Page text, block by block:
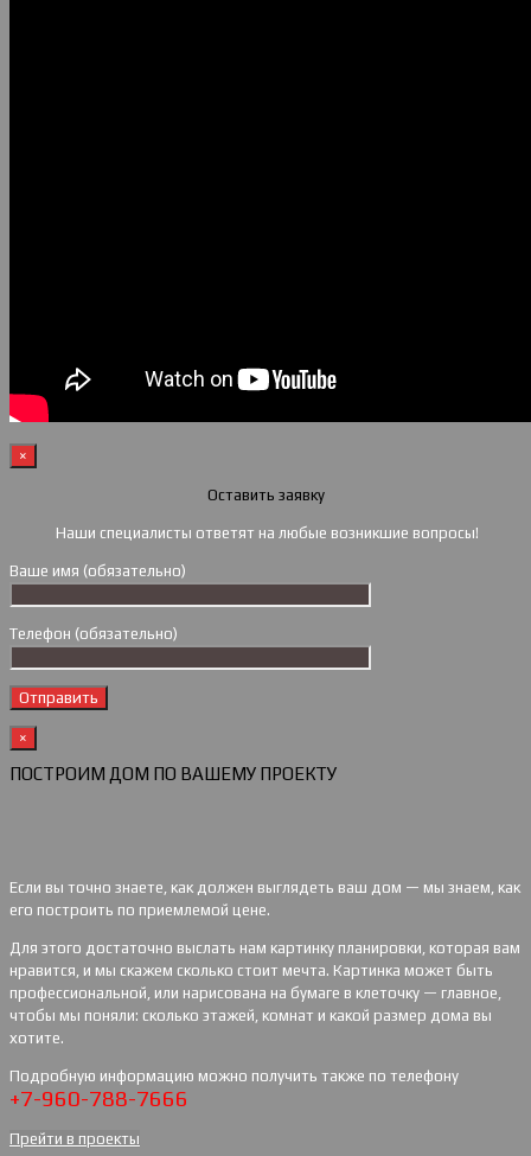
×
Оставить заявку
Наши специалисты ответят на любые возникшие вопросы!
Ваше имя (обязательно)
Телефон (обязательно)
×
ПОСТРОИМ ДОМ ПО ВАШЕМУ ПРОЕКТУ
Если вы точно знаете, как должен выглядеть ваш дом — мы знаем, как
его построить по приемлемой цене.
Для этого достаточно выслать нам картинку планировки, которая вам
нравится, и мы скажем сколько стоит мечта. Картинка может быть
профессиональной, или нарисована на бумаге в клеточку — главное,
чтобы мы поняли: сколько этажей, комнат и какой размер дома вы
хотите.
Подробную информацию можно получить также по телефону
+7-960-788-7666
Прейти в проекты